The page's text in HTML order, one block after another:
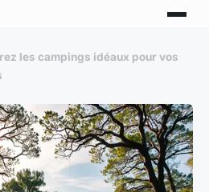
les campings idéaux pour vos